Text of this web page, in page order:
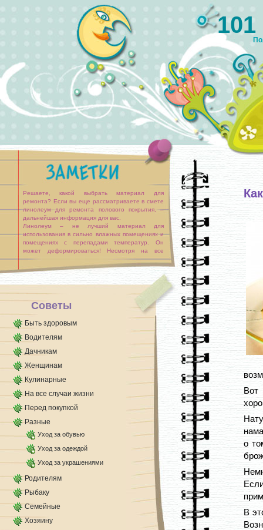
Решаете, какой выбрать материал для
ремонта? Если вы еще рассматриваете в смете
линолеум для ремонта полового покрытия, –
дальнейшая информация для вас.
Линолеум – не лучший материал для
использования в сильно влажных помещениях и
помещениях с перепадами температур. Он
может деформироваться! Несмотря на все
труды технологов и химиков над составом
линолеума, [...]
Советы
Быть здоровым
Водителям
Дачникам
Женщинам
Кулинарные
На все случаи жизни
Перед покупкой
Разные
Уход за обувью
Уход за одеждой
Уход за украшениями
Родителям
Рыбаку
Семейные
Хозяину
Вот
о
В